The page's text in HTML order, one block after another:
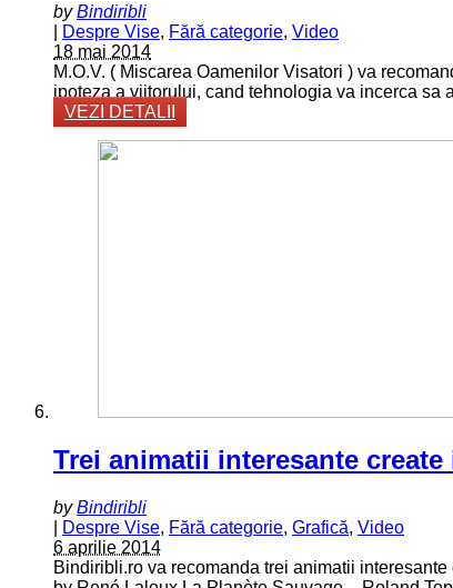
byBindiribli
Despre Vise, Fără categorie, Video
18 mai 2014
M.O.V. ( Miscarea Oamenilor Visatori ) va
ipoteza a viitorului, cand tehnologia va incerca sa
VEZI DETALII
Trei animatii interesante
byBindiribli
Despre Vise, Fără categorie, Grafică, Video
6 aprilie 2014
Bindiribli.ro va recomanda trei animatii